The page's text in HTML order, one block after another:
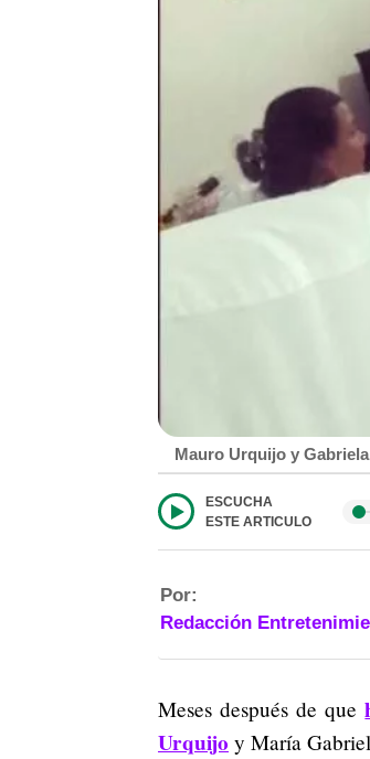
Mauro Urquijo y
ESCUCHA
ESTE ARTICULO
Por:
Redacción
Meses después de que
Urquijo y María